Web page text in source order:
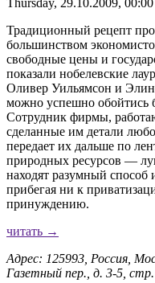
Традиционный рецепт
большинством
свободные цены и
показали нобелевские
Оливер Уильямсон и
можно успешно обойтись
Сотрудник фирмы,
сделанные им детали
передает их дальше по
природных ресурсов —
находят разумный способ
прибегая ни к
принуждению.
читать →
Адрес: 125993, Россия,
Газетный пер., д. 3-5, стр.